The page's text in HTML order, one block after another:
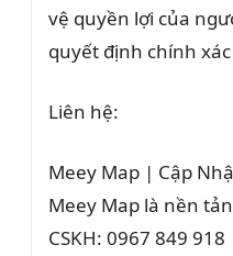
vệ quyền lợi của
quyết định chính
Liên hệ:
Meey Map | Cập
Meey Map là nền
CSKH: 0967 849 918